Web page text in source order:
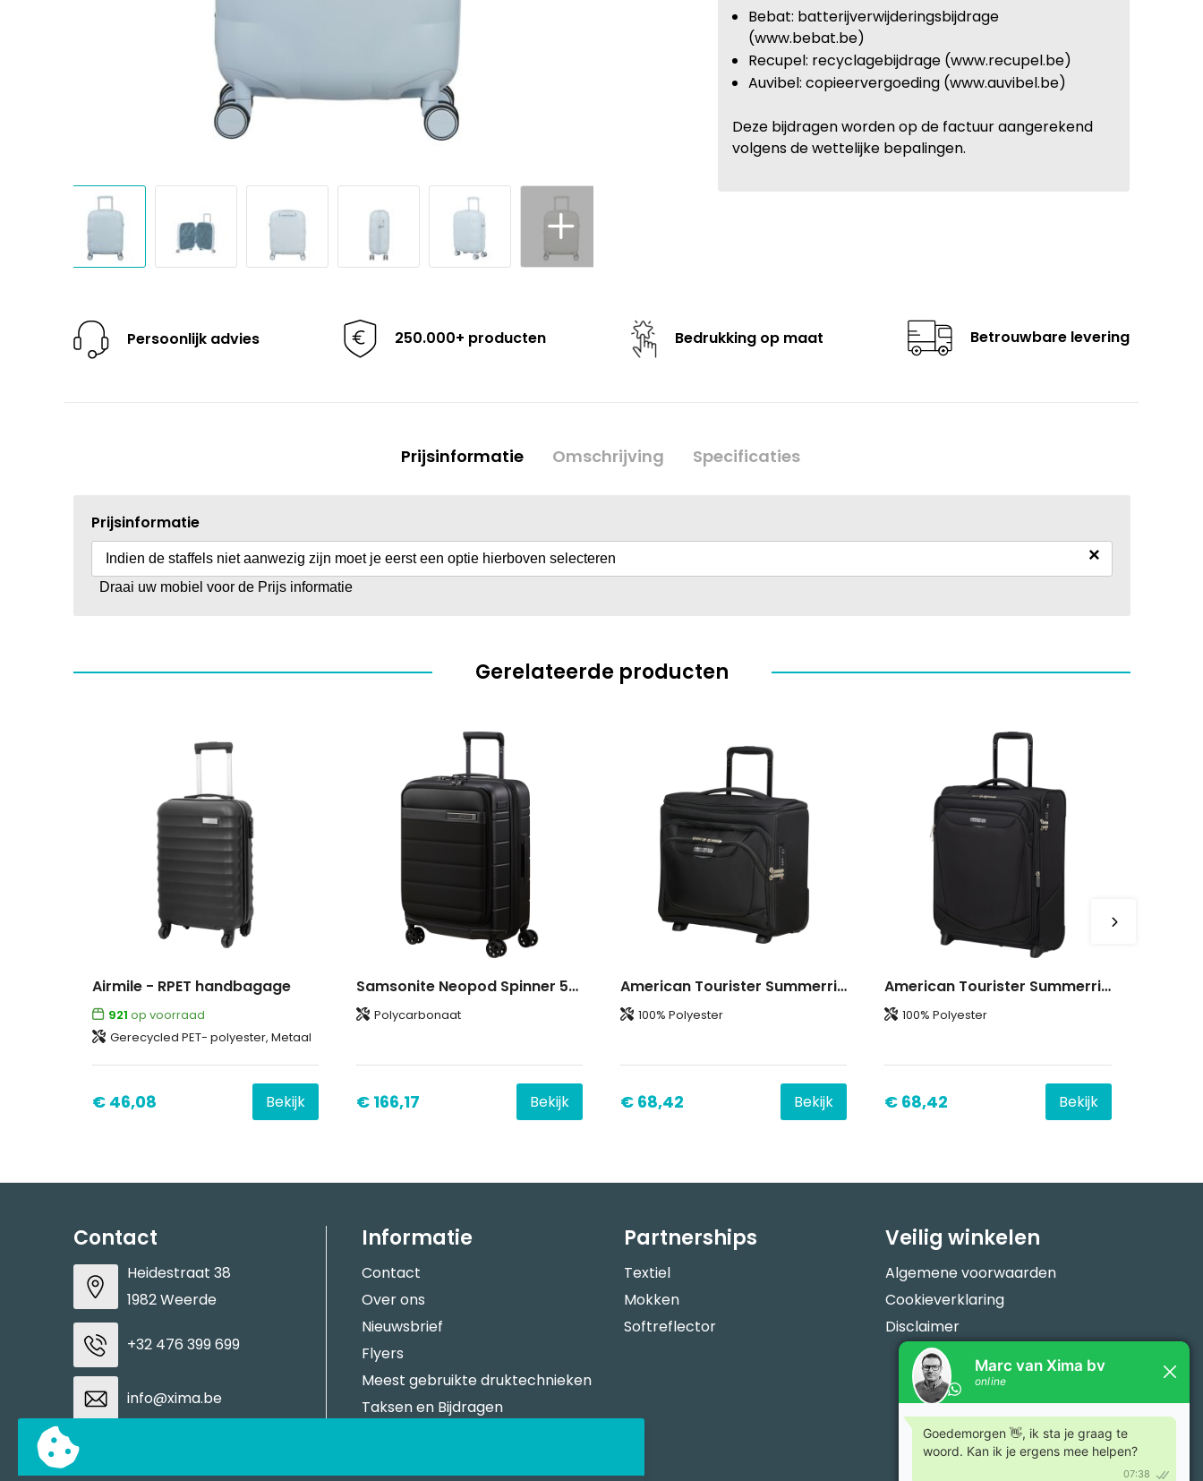
Bebat: batterijverwijderingsbijdrage
(www.bebat.be)
Recupel: recyclagebijdrage (www.recupel.be)
Auvibel: copieervergoeding (www.auvibel.be)
Deze bijdragen worden op de factuur aangerekend
volgens de wettelijke bepalingen.
Persoonlijk advies 250.000+ producten Bedrukking op maat Betrouwbare levering
Prijsinformatie Omschrijving Specificaties
Prijsinformatie
Indien de staffels niet aanwezig zijn moet je eerst een optie hierboven selecteren ×
Draai uw mobiel voor de Prijs informatie
Gerelateerde producten
Airmile - RPET handbagage
921 op voorraad
Gerecycled PET- polyester, Metaal
€ 46,08 Bekijk
Samsonite Neopod Spinner 55 EXP. Easy Access FL
Polycarbonaat
€ 166,17 Bekijk
American Tourister Summerride Upright Underseater EXP.
100% Polyester
€ 68,42 Bekijk
American Tourister Summerride Upright 55 EXP.
100% Polyester
€ 68,42 Bekijk
Contact
Heidestraat 38
1982 Weerde
+32 476 399 699
info@xima.be
Informatie
Contact
Over ons
Nieuwsbrief
Flyers
Meest gebruikte druktechnieken
Taksen en Bijdragen
Partnerships
Textiel
Mokken
Softreflector
Veilig winkelen
Algemene voorwaarden
Cookieverklaring
Disclaimer